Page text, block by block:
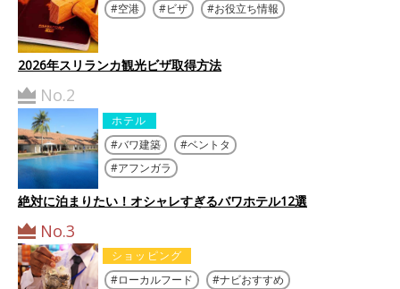
空港
ビザ お役立ち情報
2026年スリランカ観光ビザ取得方法
No.2
ホテル
バワ建築
ベントタ
アフンガラ
絶対に泊まりたい！オシャレすぎるバワホテル12選
No.3
ショッピング
ローカルフード
ナビおすすめ